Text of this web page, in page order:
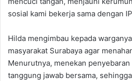
sosial kami bekerja sama dengan
Hilda mengimbau kepada
masyarakat Surabaya agar
Menurutnya, menekan
tanggung jawab bersama,